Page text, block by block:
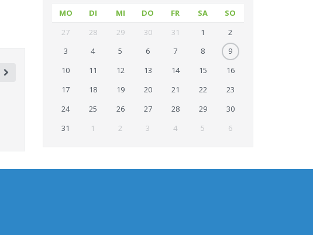
MO DI MI DO FR SA
SO
27
28 29 30 31 1
2
3
4 5 6 7 8
9
10
11 12 13 14 15
16
17
18 19 20 21 22
23
24
25 26 27 28 29
30
31
1 2 3 4 5 6